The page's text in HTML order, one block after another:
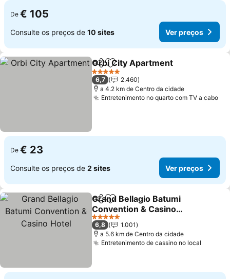
De € 105
Consulte os preços de 10 sites Ver preços
PartilharAdicionar aos favoritos
Orbi City Apartment
5 Estrelas
6,7
2.460
a 4.2 km de Centro da cidade
Entretenimento no quarto com TV a cabo
De € 23
Consulte os preços de 2 sites Ver preços
PartilharAdicionar aos favoritos
Grand Bellagio Batumi
Convention & Casino
Hotel
Ver preços
5 Estrelas
6,8
1.001
a 5.6 km de Centro da cidade
Entretenimento de cassino no local